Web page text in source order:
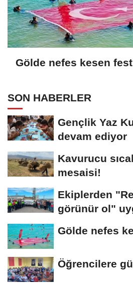
Gölde nefes kesen
SON HABERLER
Gençlik Yaz
devam ediyor
Kavurucu
mesaisi!
Ekiplerden
görünür ol"
Gölde nefes
Öğrencilere